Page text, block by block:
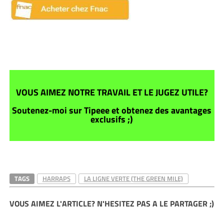
VOUS AIMEZ NOTRE TRAVAIL ET LE JUGEZ UTILE?
Soutenez-moi sur Tipeee et obtenez des avantages
exclusifs ;)
TAGS HARRAPS LA LIGNE VERTE (THE GREEN MILE)
VOUS AIMEZ L'ARTICLE? N'HESITEZ PAS A LE PARTAGER ;)